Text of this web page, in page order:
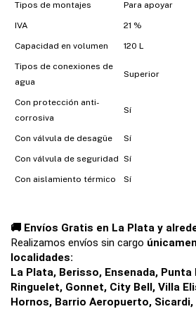
Tipos de montajes Para apoyar
IVA 21 %
Capacidad en volumen 120 L
Tipos de conexiones de
agua
Superior
Con protección anti-
corrosiva
Sí
Con válvula de desagüe Sí
Con válvula de seguridad Sí
Con aislamiento térmico Sí
🚚 Envíos Gratis en La Plata y
Realizamos envíos sin cargo
localidades:
La Plata, Berisso, Ensenada, Punta
Ringuelet, Gonnet, City Bell, Villa
Hornos, Barrio Aeropuerto, Sicardi,